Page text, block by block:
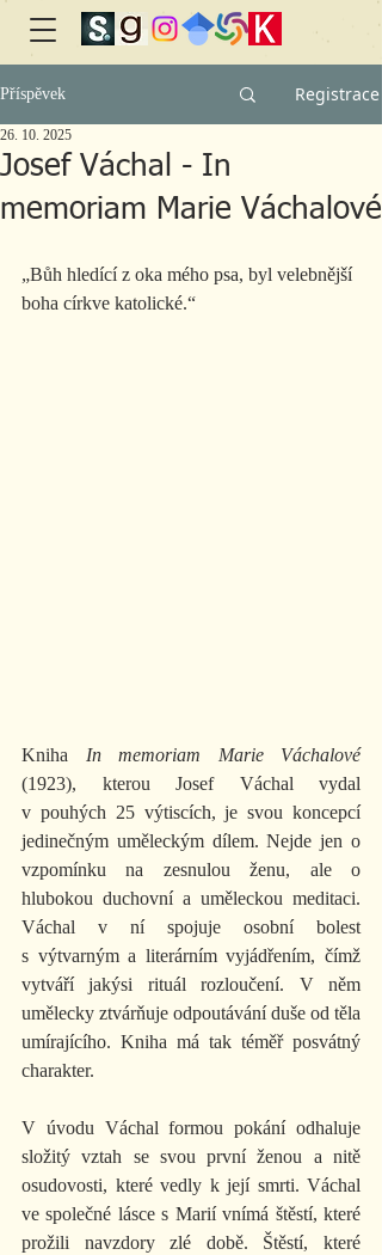
Příspěvek Registrace
Josef Váchal - In
memoriam Marie Váchalové
26. 10. 2025
„Bůh hledící z oka mého psa, byl velebnější
boha církve katolické.“
Kniha
(1923), kterou Josef Váchal vydal
v pouhých 25 výtiscích, je svou koncepcí
jedinečným uměleckým dílem. Nejde jen o
vzpomínku na zesnulou ženu, ale o
hlubokou duchovní a uměleckou meditaci.
Váchal v ní spojuje osobní bolest
s výtvarným a literárním vyjádřením, čímž
vytváří jakýsi rituál rozloučení. V něm
umělecky ztvárňuje odpoutávání duše od těla
umírajícího. Kniha má tak téměř posvátný
charakter.
V úvodu Váchal formou pokání odhaluje
složitý vztah se svou první ženou a nitě
osudovosti, které vedly k její smrti. Váchal
ve společné lásce s Marií vnímá štěstí, které
prožili navzdory zlé době. Štěstí, které